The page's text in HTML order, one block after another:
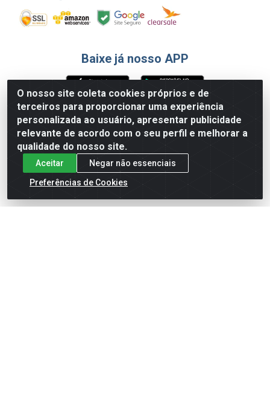
O nosso site coleta cookies próprios e de
terceiros para proporcionar uma experiência
personalizada ao usuário, apresentar publicidade
relevante de acordo com o seu perfil e melhorar a
qualidade do nosso site.
Aceitar
Negar não essenciais
Preferências de Cookies
Baixe já nosso APP
Formas de Pagamento